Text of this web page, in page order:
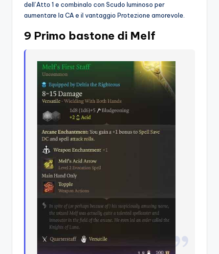
dell’Atto 1 e combinalo con Scudo luminoso per
aumentare la CA e il vantaggio Protezione amorevole.
9 Primo bastone di Melf